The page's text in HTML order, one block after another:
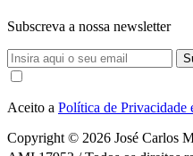
Subscreva a nossa newsletter
Aceito a Política de Privacidade
Copyright © 2026 José Carlos